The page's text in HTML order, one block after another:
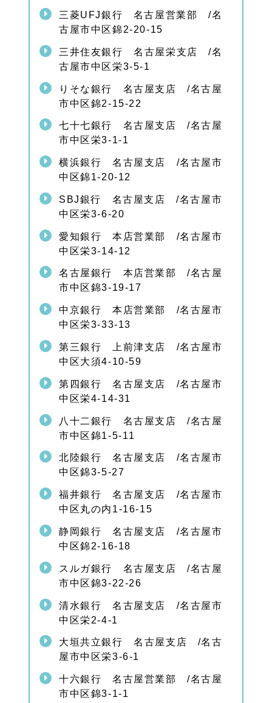
名駅
オフ
ィス
案内
1.
6.
4
家族
相談
所・
フィ
スの
ご案
内
1.
5
名古
屋市
中区
の家
族信
談は
お気
1.
名古
屋市
族信
の関
連ペ
三菱UFJ銀行 名古屋営業部 /名
古屋市中区錦2-20-15
三井住友銀行 名古屋栄支店 /名
古屋市中区栄3-5-1
りそな銀行 名古屋支店 /名古屋
市中区錦2-15-22
七十七銀行 名古屋支店 /名古屋
市中区栄3-1-1
横浜銀行 名古屋支店 /名古屋市
中区錦1-20-12
SBJ銀行 名古屋支店 /名古屋市
中区栄3-6-20
愛知銀行 本店営業部 /名古屋市
中区栄3-14-12
名古屋銀行 本店営業部 /名古屋
市中区錦3-19-17
中京銀行 本店営業部 /名古屋市
中区栄3-33-13
第三銀行 上前津支店 /名古屋市
中区大須4-10-59
第四銀行 名古屋支店 /名古屋市
中区栄4-14-31
八十二銀行 名古屋支店 /名古屋
市中区錦1-5-11
北陸銀行 名古屋支店 /名古屋市
中区錦3-5-27
福井銀行 名古屋支店 /名古屋市
中区丸の内1-16-15
静岡銀行 名古屋支店 /名古屋市
中区錦2-16-18
スルガ銀行 名古屋支店 /名古屋
市中区錦3-22-26
清水銀行 名古屋支店 /名古屋市
中区栄2-4-1
大垣共立銀行 名古屋支店 /名古
屋市中区栄3-6-1
十六銀行 名古屋営業部 /名古屋
市中区錦3-1-1